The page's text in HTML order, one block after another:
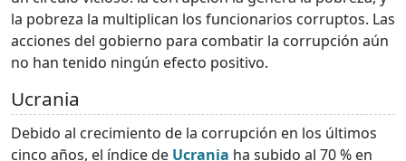
la pobreza la multiplican los funcionarios corruptos. Las
acciones del gobierno para combatir la corrupción aún
no han tenido ningún efecto positivo.
Ucrania
Debido al crecimiento de la corrupción en los últimos
cinco años, el índice de Ucrania ha subido al 70 % en